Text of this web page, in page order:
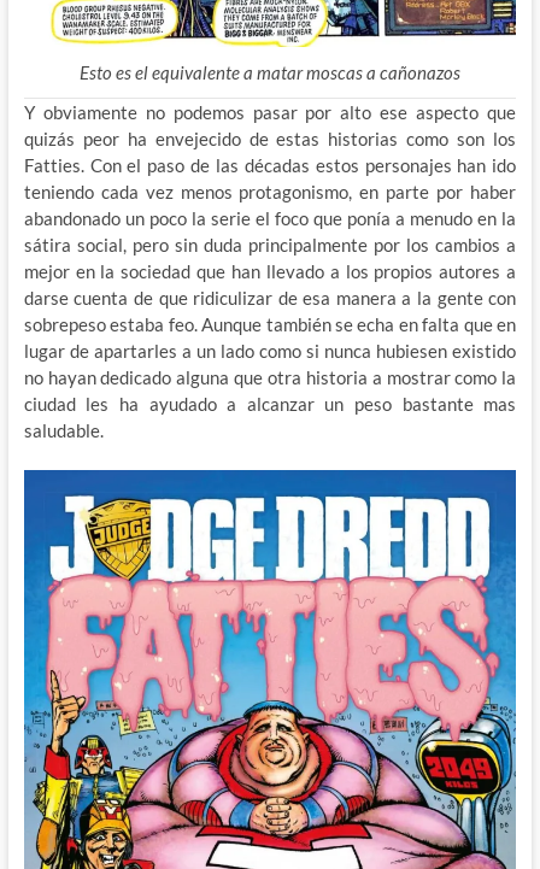
Esto es el equivalente a matar moscas a cañonazos
Y obviamente no podemos pasar por alto ese aspecto que
quizás peor ha envejecido de estas historias como son los
Fatties. Con el paso de las décadas estos personajes han ido
teniendo cada vez menos protagonismo, en parte por haber
abandonado un poco la serie el foco que ponía a menudo en la
sátira social, pero sin duda principalmente por los cambios a
mejor en la sociedad que han llevado a los propios autores a
darse cuenta de que ridiculizar de esa manera a la gente con
sobrepeso estaba feo. Aunque también se echa en falta que en
lugar de apartarles a un lado como si nunca hubiesen existido
no hayan dedicado alguna que otra historia a mostrar como la
ciudad les ha ayudado a alcanzar un peso bastante mas
saludable.